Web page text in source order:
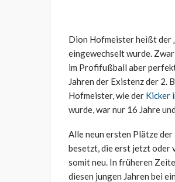
Dion Hofmeister heißt der
eingewechselt wurde.
im Profifußball aber
Jahren der Existenz der 2.
Hofmeister, wie der Kicker
wurde, war nur 16 Jahre
Alle neun ersten Plätze
besetzt, die erst jetzt oder
somit neu. In früheren
diesen jungen Jahren bei